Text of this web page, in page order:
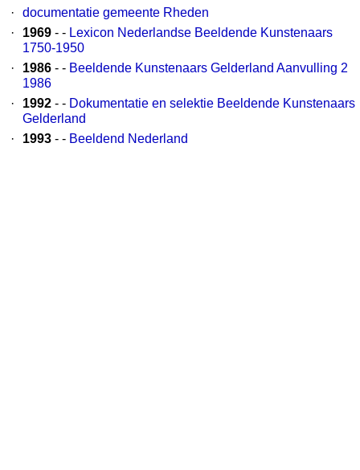
·
documentatie gemeente Rheden
·
1969 - - Lexicon Nederlandse Beeldende Kunstenaars
1750-1950
·
1986 - - Beeldende Kunstenaars Gelderland Aanvulling 2
1986
·
1992 - - Dokumentatie en selektie Beeldende Kunstenaars
Gelderland
·
1993 - - Beeldend Nederland